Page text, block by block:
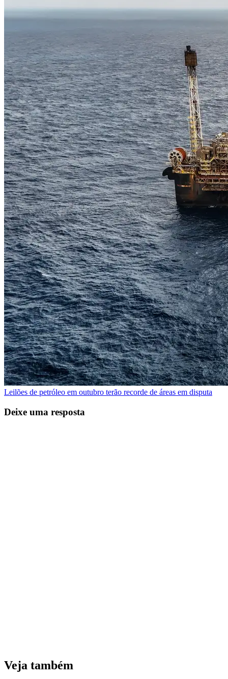
Leilões de petróleo em outubro terão recorde de áreas em disputa
Deixe uma resposta
Veja também